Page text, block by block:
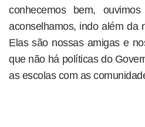
conhecemos bem,
aconselhamos, indo além da
Elas são nossas amigas e
que não há políticas do
as escolas com as